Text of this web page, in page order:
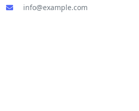
info@example.com